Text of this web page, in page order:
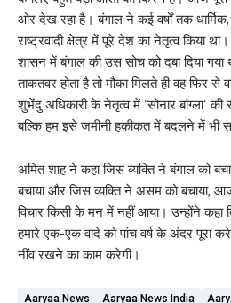
ओर देख रहा है। बंगाल ने कई वर्षों तक
राष्ट्रवादी क्षेत्र में पूरे देश का नेतृत्व किया
शासन में बंगाल की उस सोच को दबा दिया
ताकतवर होता है तो मौका मिलते ही वह फिर से
शुभेंदु अधिकारी के नेतृत्व में ‘सोनार बांग्ला’
बल्कि हम इसे जमीनी हकीकत में बदलने में भी
अमित शाह ने कहा जिस व्यक्ति ने बंगाल को
बचाया और जिस व्यक्ति ने असम को बचाया,
विचार किसी के मन में नहीं आया। उन्होंने
हमारे एक-एक वादे को पांच वर्ष के अंदर पूरा
नींव रखने का काम करेगी।
Aaryaa News Aaryaa News India